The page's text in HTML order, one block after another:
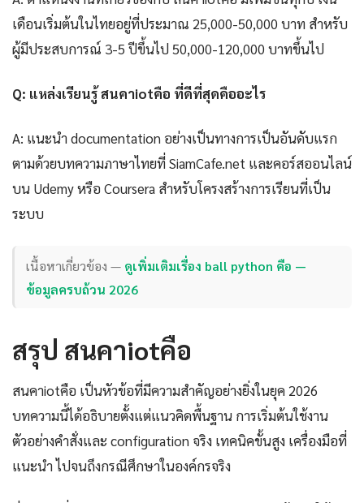
เดือนเริ่มต้นในไทยอยู่ที่ประมาณ 25,000-50,000 บาท สำหรับ
ผู้มีประสบการณ์ 3-5 ปีขึ้นไป 50,000-120,000 บาทขึ้นไป
Q: แหล่งเรียนรู้ สนคาiotคือ ที่ดีที่สุดคืออะไร
A: แนะนำ documentation อย่างเป็นทางการเป็นอันดับแรก
ตามด้วยบทความภาษาไทยที่ SiamCafe.net และคอร์สออนไลน์
บน Udemy หรือ Coursera สำหรับโครงสร้างการเรียนที่เป็น
ระบบ
เนื้อหาเกี่ยวข้อง — ดูเพิ่มเติมเรื่อง ball python คือ —
ข้อมูลครบถ้วน 2026
สรุป สนคาiotคือ
สนคาiotคือ เป็นหัวข้อที่มีความสำคัญอย่างยิ่งในยุค 2026
บทความนี้ได้อธิบายตั้งแต่แนวคิดพื้นฐาน การเริ่มต้นใช้งาน
ตัวอย่างคำสั่งและ configuration จริง เทคนิคขั้นสูง เครื่องมือที่
แนะนำ ไปจนถึงกรณีศึกษาในองค์กรจริง